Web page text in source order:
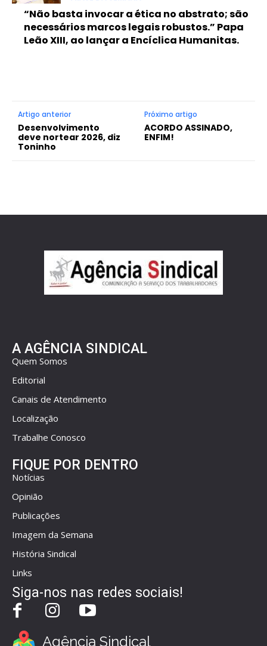
“Não basta invocar a ética no abstrato; são
necessários marcos legais robustos.” Papa
Leão XIII, ao lançar a Encíclica Humanitas.
Artigo anterior
Desenvolvimento
deve nortear 2026, diz
Toninho
Próximo artigo
ACORDO ASSINADO,
ENFIM!
A AGÊNCIA SINDICAL
Quem Somos
Editorial
Canais de Atendimento
Localização
Trabalhe Conosco
FIQUE POR DENTRO
Notícias
Opinião
Publicações
Imagem da Semana
História Sindical
Links
Siga-nos nas redes sociais!
Agência Sindical